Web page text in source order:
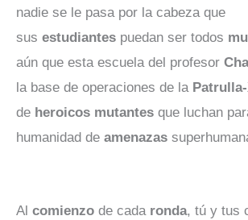
nadie se le pasa por la cabeza que
sus estudiantes puedan ser todos
aún que esta escuela del profesor
la base de operaciones de la
de heroicos mutantes que luchan
humanidad de amenazas
Al comienzo de cada ronda, tú y tus